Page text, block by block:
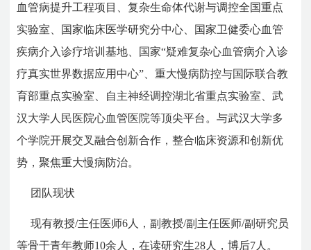
血管病提升工程项目、复杂生命体代谢与调控全国重点
实验室、国家临床医学研究分中心、国家卫健委心血管
疾病介入诊疗培训基地、国家“疑难复杂心血管病介入诊
疗真实世界数据应用中心”、重大慢病防控与国际联合教
育部重点实验室、自主神经调控湖北省重点实验室、武
汉大学人民医院心血管医院等顶尖平台。与武汉大学多
个学院开展交叉融合创新合作，整合临床资源和创新优
势，聚焦重大慢病防治。
团队现状
现有教授/主任医师6人，副教授/副主任医师/副研究员
等骨干青年教师10余人，在读研究生28人，博后7人。